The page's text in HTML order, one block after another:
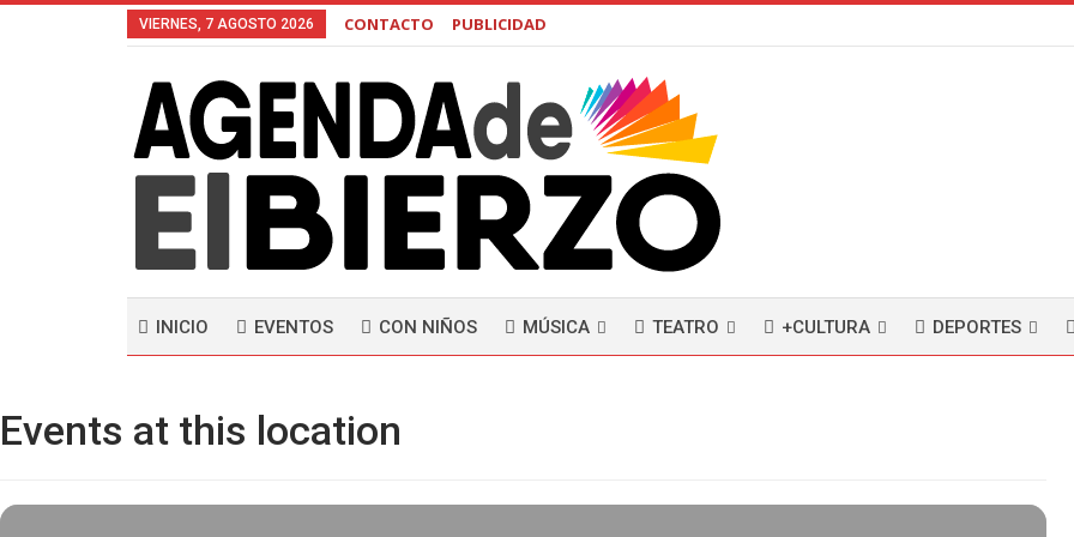
VIERNES, 7 AGOSTO 2026 CONTACTO PUBLICIDAD
INICIO EVENTOS CON NIÑOS MÚSICA TEATRO +CULTURA DEPORTES
Events at this location